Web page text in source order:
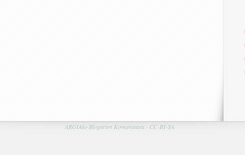
ARGIAko Blogarien Komunitatea - CC-BY-SA